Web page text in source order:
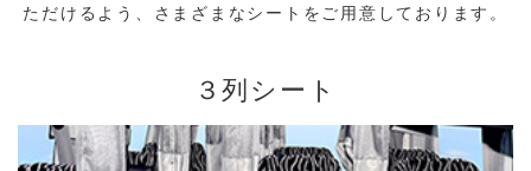
ただけるよう、さまざまなシートをご用意しております。
３列シート